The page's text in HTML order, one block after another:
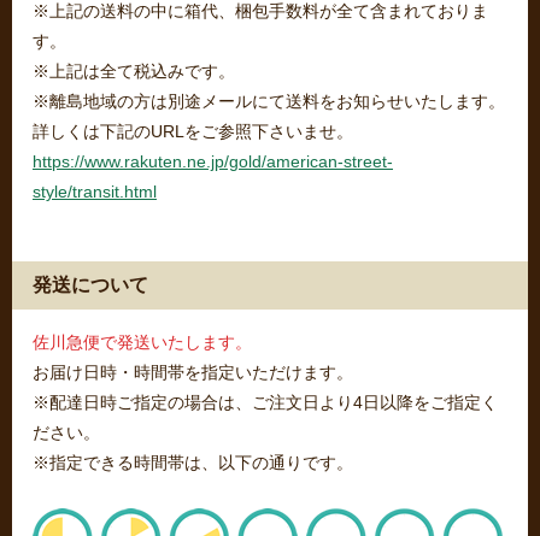
※上記の送料の中に箱代、梱包手数料が全て含まれておりま
す。
※上記は全て税込みです。
※離島地域の方は別途メールにて送料をお知らせいたします。
詳しくは下記のURLをご参照下さいませ。
https://www.rakuten.ne.jp/gold/american-street-
style/transit.html
発送について
佐川急便で発送いたします。
お届け日時・時間帯を指定いただけます。
※配達日時ご指定の場合は、ご注文日より4日以降をご指定く
ださい。
※指定できる時間帯は、以下の通りです。